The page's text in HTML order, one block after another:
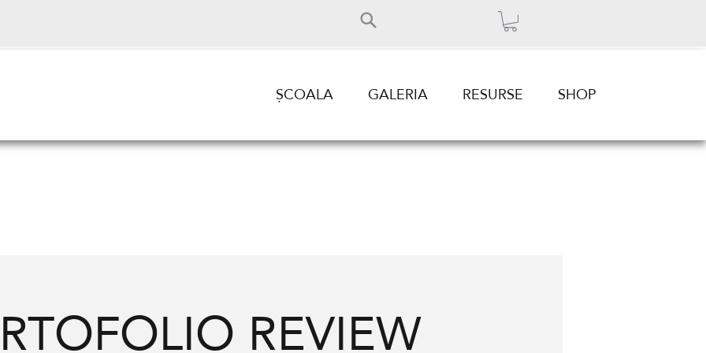
ȘCOALA GALERIA RESURSE SHOP
REVIEW